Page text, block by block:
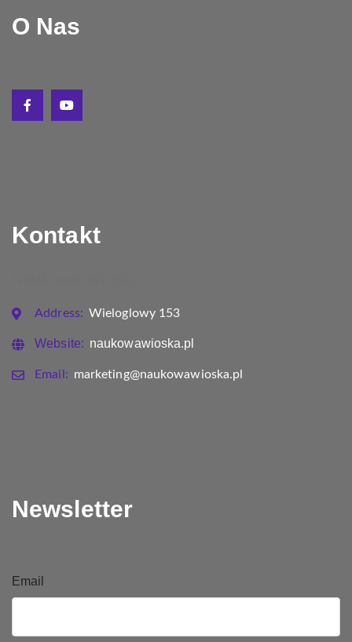
O Nas
Kontakt
Address: Wieloglowy 153
Website: naukowawioska.pl
Email: marketing@naukowawioska.pl
Newsletter
Email